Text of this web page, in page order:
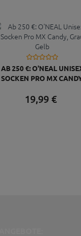
AB 250 €: O'NEAL
SOCKEN PRO MX
19,99€